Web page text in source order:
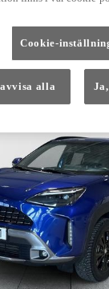
Kontakta
Cookie-
alla